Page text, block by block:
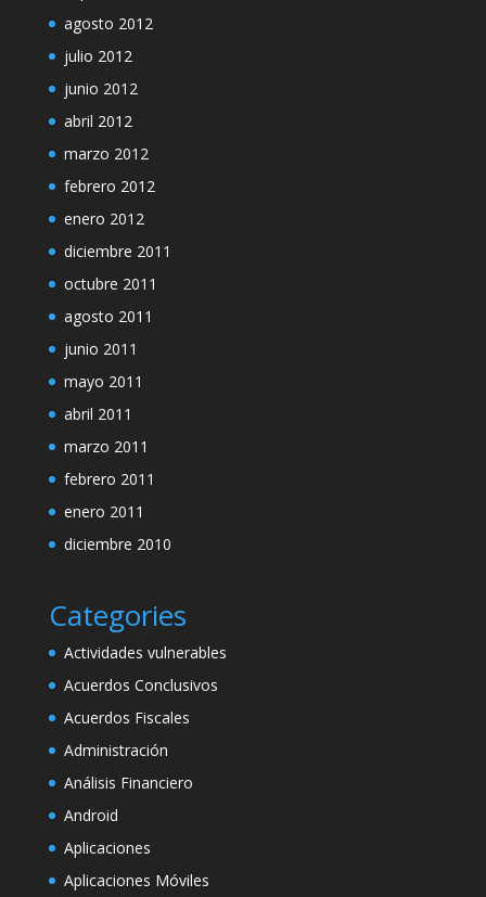
agosto 2012
julio 2012
junio 2012
abril 2012
marzo 2012
febrero 2012
enero 2012
diciembre 2011
octubre 2011
agosto 2011
junio 2011
mayo 2011
abril 2011
marzo 2011
febrero 2011
enero 2011
diciembre 2010
Categories
Actividades vulnerables
Acuerdos Conclusivos
Acuerdos Fiscales
Administración
Análisis Financiero
Android
Aplicaciones
Aplicaciones Móviles